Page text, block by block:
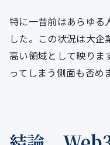
特に一昔前はあらゆる
した。この状況は大
高い領域として映りま
ってしまう側面も否め